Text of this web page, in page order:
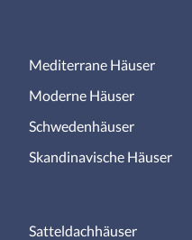
Mediterrane Häuser
Moderne Häuser
Schwedenhäuser
Skandinavische Häuser
Satteldachhäuser